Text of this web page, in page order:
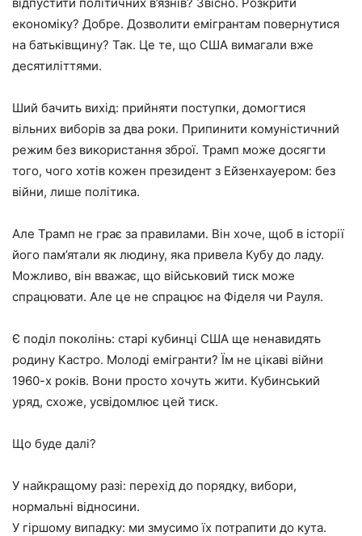
економіку? Добре. Дозволити емігрантам повернутися
на батьківщину? Так. Це те, що США вимагали вже
десятиліттями.
Ший бачить вихід: прийняти поступки, домогтися
вільних виборів за два роки. Припинити комуністичний
режим без використання зброї. Трамп може досягти
того, чого хотів кожен президент з Ейзенхауером: без
війни, лише політика.
Але Трамп не грає за правилами. Він хоче, щоб в історії
його пам’ятали як людину, яка привела Кубу до ладу.
Можливо, він вважає, що військовий тиск може
спрацювати. Але це не спрацює на Фіделя чи Рауля.
Є поділ поколінь: старі кубинці США ще ненавидять
родину Кастро. Молоді емігранти? Їм не цікаві війни
1960-х років. Вони просто хочуть жити. Кубинський
уряд, схоже, усвідомлює цей тиск.
Що буде далі?
У найкращому разі: перехід до порядку, вибори,
нормальні відносини.
У гіршому випадку: ми змусимо їх потрапити до кута.